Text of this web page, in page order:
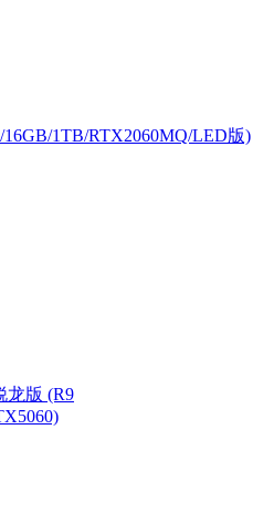
16GB/1TB/RTX2060MQ/LED版)
龙版 (R9